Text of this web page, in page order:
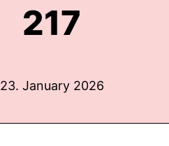
217
23. January 2026